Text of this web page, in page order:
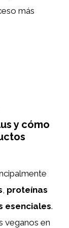
más
y cómo
proteínas
esenciales.
veganos en